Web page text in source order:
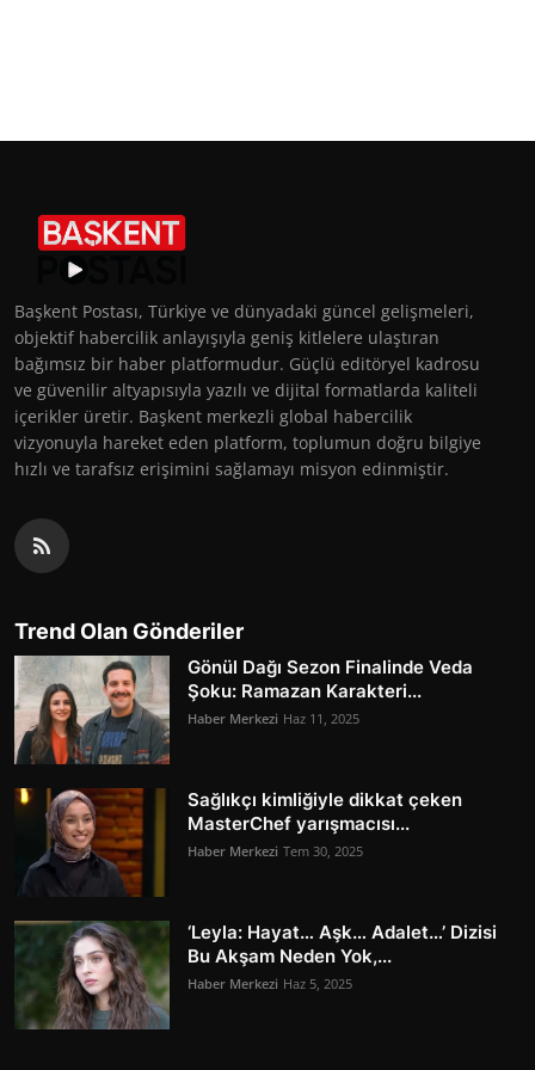
Başkent Postası, Türkiye ve dünyadaki güncel gelişmeleri,
objektif habercilik anlayışıyla geniş kitlelere ulaştıran
bağımsız bir haber platformudur. Güçlü editöryel kadrosu
ve güvenilir altyapısıyla yazılı ve dijital formatlarda kaliteli
içerikler üretir. Başkent merkezli global habercilik
vizyonuyla hareket eden platform, toplumun doğru bilgiye
hızlı ve tarafsız erişimini sağlamayı misyon edinmiştir.
Trend Olan Gönderiler
Gönül Dağı Sezon Finalinde Veda
Şoku: Ramazan Karakteri...
Haber Merkezi Haz 11, 2025
Sağlıkçı kimliğiyle dikkat çeken
MasterChef yarışmacısı...
Haber Merkezi Tem 30, 2025
‘Leyla: Hayat… Aşk… Adalet…’ Dizisi
Bu Akşam Neden Yok,...
Haber Merkezi Haz 5, 2025